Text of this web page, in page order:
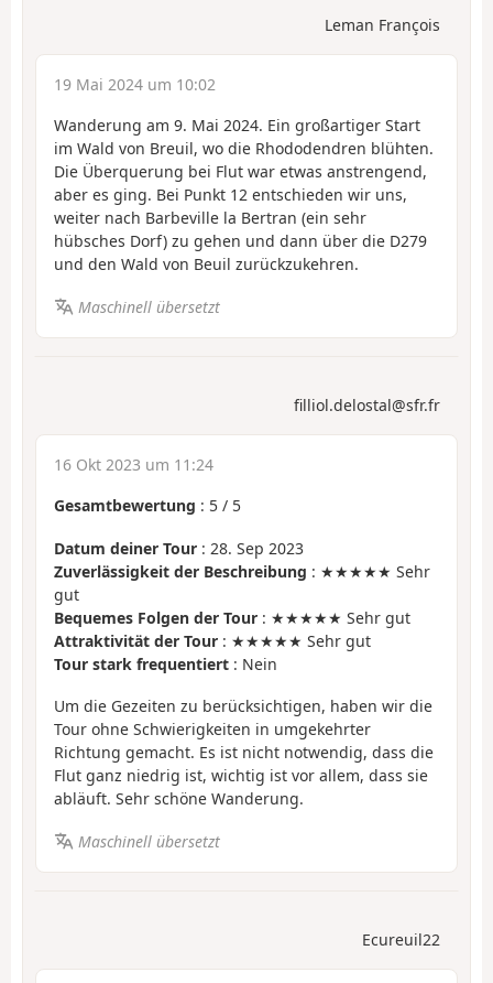
Leman François
19 Mai 2024 um 10:02
Wanderung am 9. Mai 2024. Ein großartiger Start
im Wald von Breuil, wo die Rhododendren blühten.
Die Überquerung bei Flut war etwas anstrengend,
aber es ging. Bei Punkt 12 entschieden wir uns,
weiter nach Barbeville la Bertran (ein sehr
hübsches Dorf) zu gehen und dann über die D279
und den Wald von Beuil zurückzukehren.
Maschinell übersetzt
filliol.delostal@sfr.fr
16 Okt 2023 um 11:24
Gesamtbewertung : 5 / 5
Datum deiner Tour : 28. Sep 2023
Zuverlässigkeit der Beschreibung : ★★★★★ Sehr
gut
Bequemes Folgen der Tour : ★★★★★ Sehr gut
Attraktivität der Tour : ★★★★★ Sehr gut
Tour stark frequentiert : Nein
Um die Gezeiten zu berücksichtigen, haben wir die
Tour ohne Schwierigkeiten in umgekehrter
Richtung gemacht. Es ist nicht notwendig, dass die
Flut ganz niedrig ist, wichtig ist vor allem, dass sie
abläuft. Sehr schöne Wanderung.
Maschinell übersetzt
Ecureuil22